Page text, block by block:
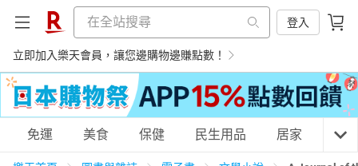
登入
立即加入樂天會員，讓您邊購物邊賺點數！
購物網分類
免運 美食 保健 民生用品 居家 3C